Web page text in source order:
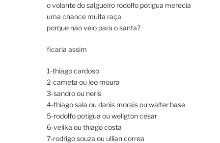
o volante do salgueiro rodolfo potigua merecia
uma chance muita raça
porque nao veio para o santa?
ficaria assim
1-thiago cardoso
2-cameta ou leo moura
3-sandro ou neris
4-thiago sala ou danis morais ou walter base
5-rodolfo potigua ou weligton cesar
6-velika ou thiago costa
7-rodrigo souza ou ullian correa